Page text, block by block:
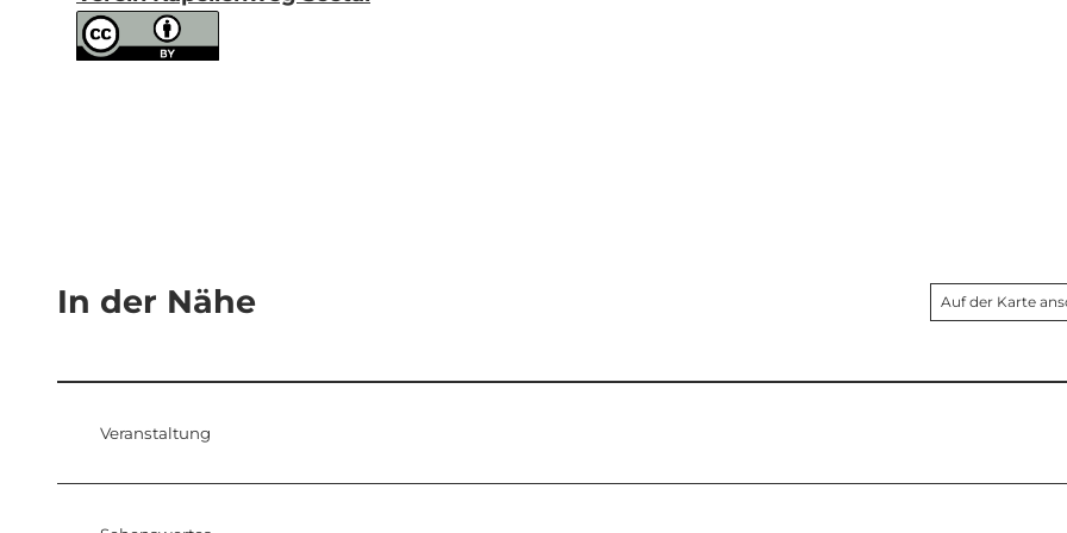
In der Nähe Auf der Karte
Veranstaltung